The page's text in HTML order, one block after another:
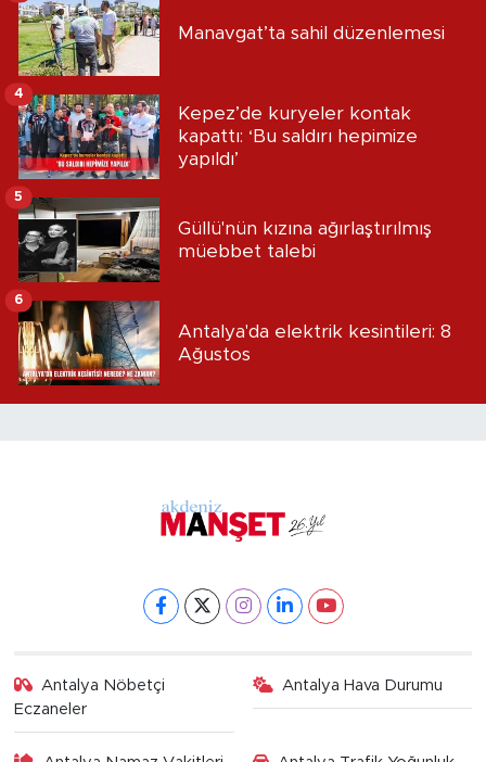
Manavgat’ta sahil düzenlemesi
Kepez’de kuryeler kontak
kapattı: ‘Bu saldırı hepimize
yapıldı’
4
Güllü'nün kızına ağırlaştırılmış
müebbet talebi
5
Antalya'da elektrik kesintileri: 8
Ağustos
6
Antalya Nöbetçi
Eczaneler
Antalya Hava Durumu